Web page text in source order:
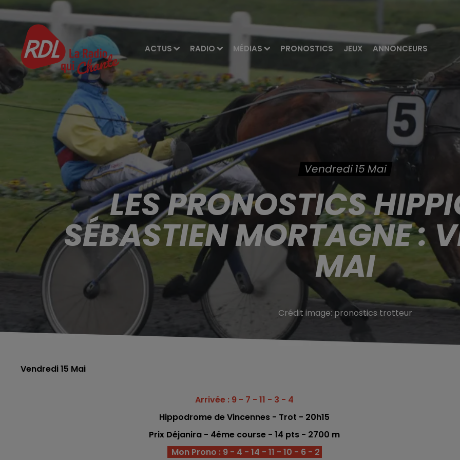
ACTUS RADIO MÉDIAS PRONOSTICS JEUX ANNONCEURS
Vendredi 15 Mai
LES PRONOSTICS
SÉBASTIEN MORTAGNE :
MAI
Crédit image: pronostics trotteur
Vendredi 15 Mai
Arrivée : 9 - 7 - 11 - 3 - 4
Hippodrome de Vincennes - Trot - 20h15
Prix Déjanira - 4éme course - 14 pts - 2700 m
Mon Prono : 9 - 4 - 14 - 11 - 10 - 6 - 2